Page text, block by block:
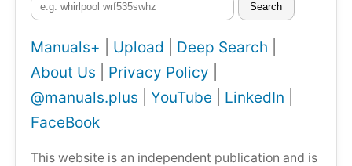
Search
Manuals+ Upload Deep Search
About Us
Privacy Policy
@manuals.plus
YouTube LinkedIn
FaceBook
This website is an independent publication and is